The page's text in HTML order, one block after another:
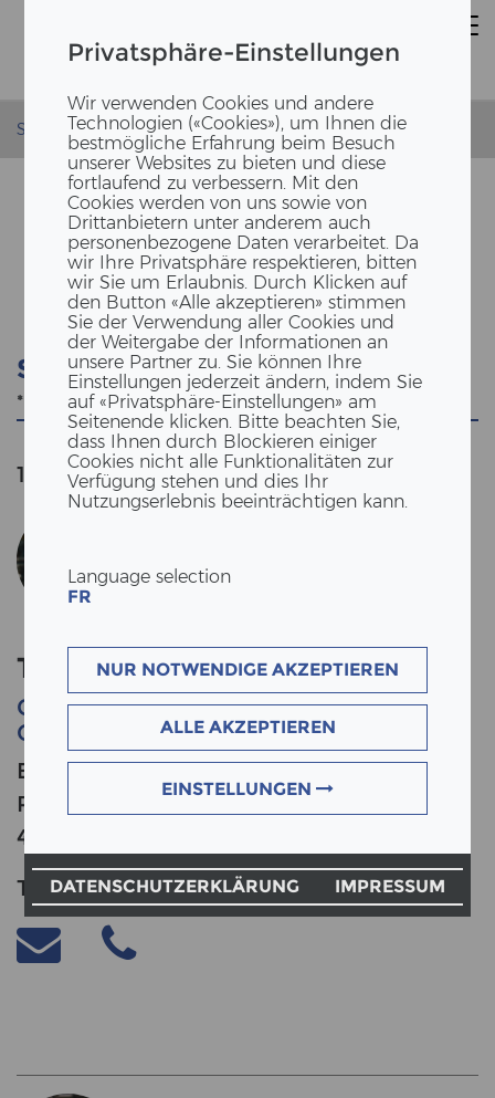
Privatsphäre-Einstellungen
Wir verwenden Cookies und andere
Technologien («Cookies»), um Ihnen die
bestmögliche Erfahrung beim Besuch
unserer Websites zu bieten und diese
fortlaufend zu verbessern. Mit den
Cookies werden von uns sowie von
Drittanbietern unter anderem auch
personenbezogene Daten verarbeitet. Da
wir Ihre Privatsphäre respektieren, bitten
wir Sie um Erlaubnis. Durch Klicken auf
den Button «Alle akzeptieren» stimmen
Sie der Verwendung aller Cookies und
der Weitergabe der Informationen an
unsere Partner zu. Sie können Ihre
Einstellungen jederzeit ändern, indem Sie
auf «Privatsphäre-Einstellungen» am
Seitenende klicken. Bitte beachten Sie,
dass Ihnen durch Blockieren einiger
Cookies nicht alle Funktionalitäten zur
Verfügung stehen und dies Ihr
Nutzungserlebnis beeinträchtigen kann.
Language selection
FR
NUR NOTWENDIGE AKZEPTIEREN
ALLE AKZEPTIEREN
EINSTELLUNGEN
DATENSCHUTZERKLÄRUNG IMPRESSUM
Startseite
SUCHE
Suche
1185 Anzahl der Ergebnisse""
THOMAS WEHRLE
CTO | Leiter Technik |
Geschäftsleitung
ERNE AG Holzbau
Rüchligstrasse 53
4332 Stein
Tel. +41 62 869 81 81